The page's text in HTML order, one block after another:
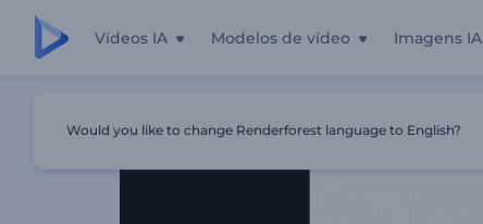
Vídeos IA Modelos de vídeo Imagens IA
Would you like to change Renderforest language to English?